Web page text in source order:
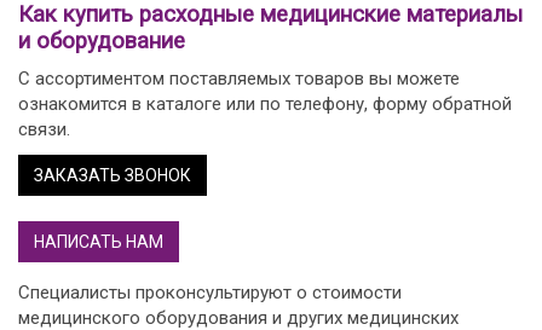
Как купить расходные медицинские материалы
и оборудование
С ассортиментом поставляемых товаров вы можете
ознакомится в каталоге или по телефону, форму обратной
связи.
ЗАКАЗАТЬ ЗВОНОК
НАПИСАТЬ НАМ
Специалисты проконсультируют о стоимости
медицинского оборудования и других медицинских